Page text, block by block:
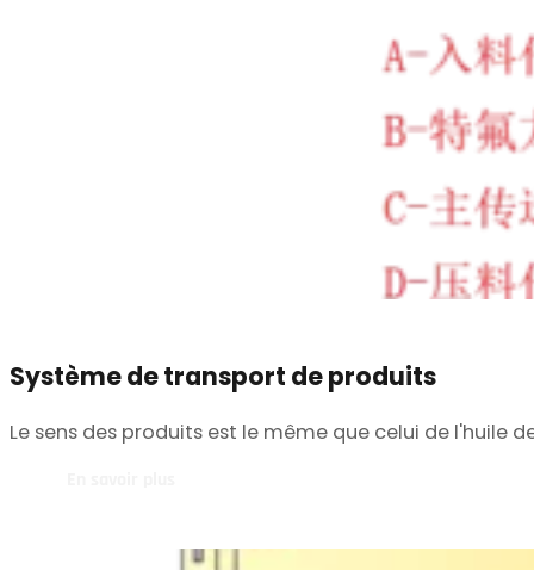
Système de transport de produits
Le sens des produits est le même que celui de l'huile